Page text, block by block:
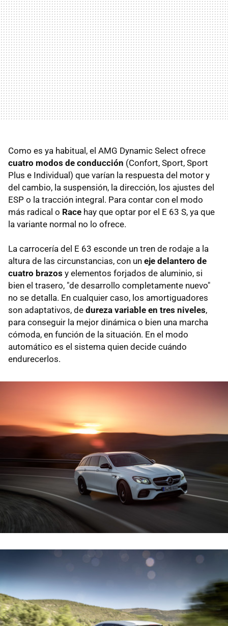
Como es ya habitual, el AMG Dynamic Select ofrece
cuatro modos de conducción (Confort, Sport, Sport
Plus e Individual) que varían la respuesta del motor y
del cambio, la suspensión, la dirección, los ajustes del
ESP o la tracción integral. Para contar con el modo
más radical o Race hay que optar por el E 63 S, ya que
la variante normal no lo ofrece.
La carrocería del E 63 esconde un tren de rodaje a la
altura de las circunstancias, con un eje delantero de
cuatro brazos y elementos forjados de aluminio, si
bien el trasero, "de desarrollo completamente nuevo"
no se detalla. En cualquier caso, los amortiguadores
son adaptativos, de dureza variable en tres niveles,
para conseguir la mejor dinámica o bien una marcha
cómoda, en función de la situación. En el modo
automático es el sistema quien decide cuándo
endurecerlos.